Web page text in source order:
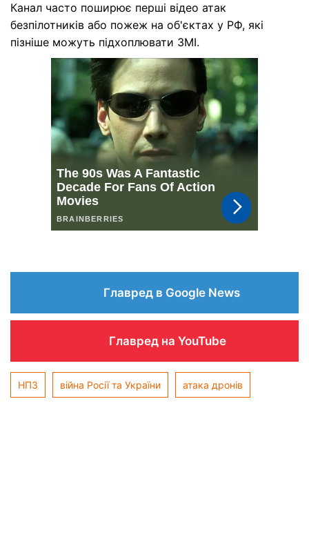
Канал часто поширює перші відео атак
безпілотників або пожеж на об'єктах у РФ, які
пізніше можуть підхоплювати ЗМІ.
Главред в Google News
Главред на YouTube
НПЗ війна Росії та України атака дронів